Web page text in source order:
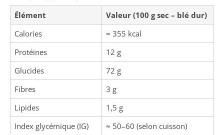
Élément
Valeur (100 g sec – blé dur)
Calories
≈ 355 kcal
Protéines
12 g
Glucides
72 g
Fibres
3 g
Lipides
1,5 g
Index glycémique (IG)
≈ 50–60 (selon cuisson)